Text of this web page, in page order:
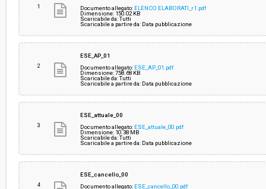
Responsabile attuale:
AZIENDA USL TOSCANA CENTRO - SOC
SUPPORTO AMMINISTRATIVO
1
Documento allegato: ELENCO ELABORATI_r1.pdf
Dimensione: 150.02 KB
Scaricabile da: Tutti
Scaricabile a partire da: Data pubblicazione
2
ESE_AP_01
Documento allegato: ESE_AP_01.pdf
Dimensione: 758.68 KB
Scaricabile da: Tutti
Scaricabile a partire da: Data pubblicazione
3
ESE_attuale_00
Documento allegato: ESE_attuale_00.pdf
Dimensione: 10.38 MB
Scaricabile da: Tutti
Scaricabile a partire da: Data pubblicazione
4
ESE_cancello_00
Documento allegato: ESE_cancello_00.pdf